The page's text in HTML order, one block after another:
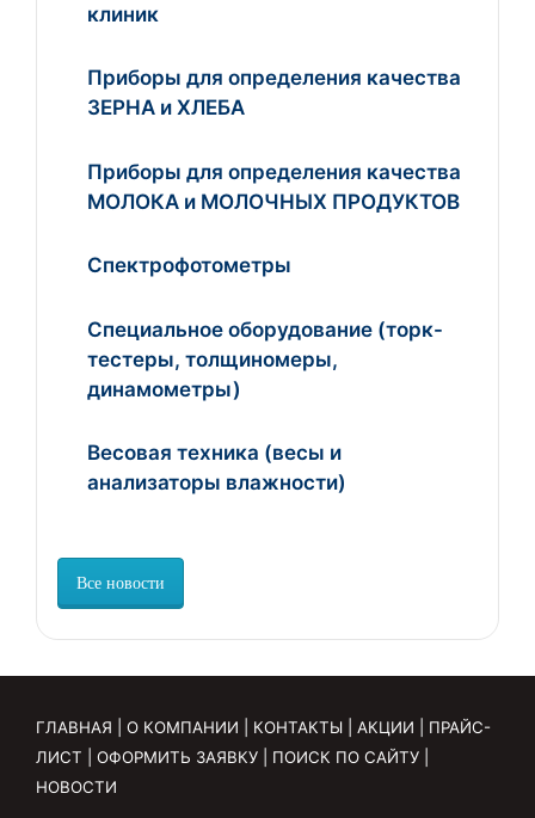
клиник
Приборы для определения качества
ЗЕРНА и ХЛЕБА
Приборы для определения качества
МОЛОКА и МОЛОЧНЫХ ПРОДУКТОВ
Спектрофотометры
Специальное оборудование (торк-
тестеры, толщиномеры,
динамометры)
Весовая техника (весы и
анализаторы влажности)
Все новости
ГЛАВНАЯ О КОМПАНИИ КОНТАКТЫ АКЦИИ
ПРАЙС-
ЛИСТ
ОФОРМИТЬ ЗАЯВКУ ПОИСК ПО САЙТУ
НОВОСТИ